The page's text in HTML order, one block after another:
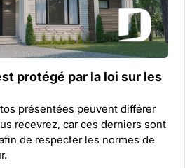
protégé par la loi sur les
présentées peuvent différer
recevrez, car ces derniers sont
de respecter les normes de